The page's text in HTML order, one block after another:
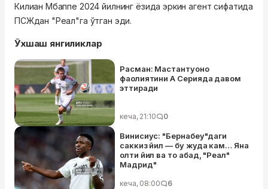
Килиан Мбаппе 2024 йилнинг ёзида эркин агент сифатида
ПСЖдан "Реал"га ўтган эди.
Ўхшаш янгиликлар
Расман: Мастантуоно
фаолиятини А Серияда давом
эттиради
кеча, 21:10 0
Винисиус: "Бернабеу"даги
саккиз йил — бу жуда кам… Яна
олти йил ва то абад, "Реал"
Мадрид"
кеча, 08:00 6